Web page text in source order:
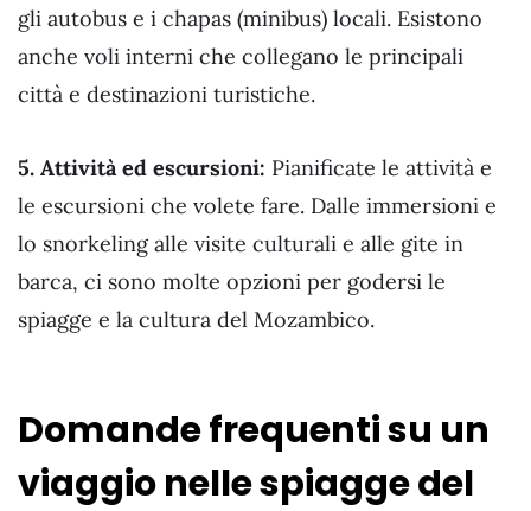
gli autobus e i chapas (minibus) locali. Esistono
anche voli interni che collegano le principali
città e destinazioni turistiche.
5. Attività ed escursioni: Pianificate le attività e
le escursioni che volete fare. Dalle immersioni e
lo snorkeling alle visite culturali e alle gite in
barca, ci sono molte opzioni per godersi le
spiagge e la cultura del Mozambico.
Domande frequenti su un
viaggio nelle spiagge del